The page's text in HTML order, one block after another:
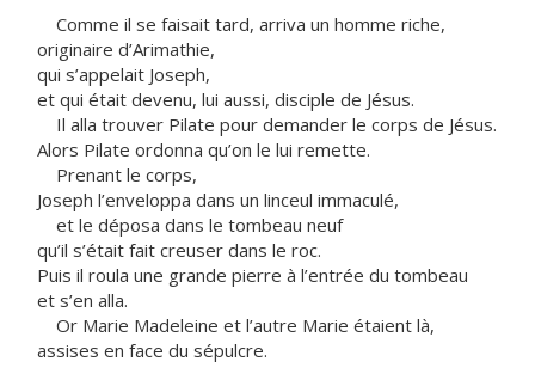
Comme il se faisait tard, arriva un homme riche,
originaire d’Arimathie,
qui s’appelait Joseph,
et qui était devenu, lui aussi, disciple de Jésus.
Il alla trouver Pilate pour demander le corps de Jésus.
Alors Pilate ordonna qu’on le lui remette.
Prenant le corps,
Joseph l’enveloppa dans un linceul immaculé,
et le déposa dans le tombeau neuf
qu’il s’était fait creuser dans le roc.
Puis il roula une grande pierre à l’entrée du tombeau
et s’en alla.
Or Marie Madeleine et l’autre Marie étaient là,
assises en face du sépulcre.